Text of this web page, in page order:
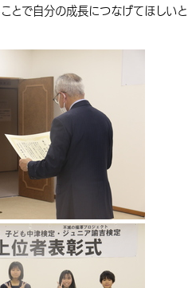
組織案内
生涯学習・スポーツ・人権
外国人の方向け情報
健康・医療
四季のイベント・祭り
広報・広聴
とで自分の成長につなげてほしいと